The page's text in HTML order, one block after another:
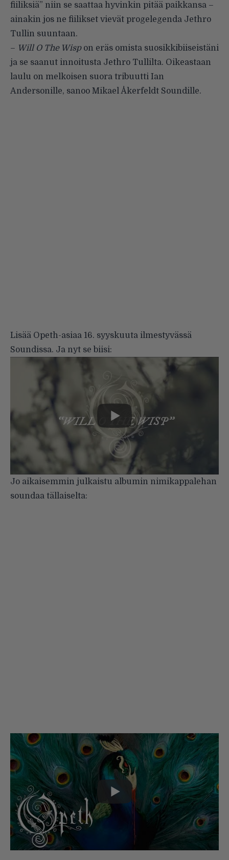
fiiliksiä” niin se saattaa hyvinkin pitää paikkansa –
ainakin jos ne fiilikset vievät progelegenda Jethro
Tullin suuntaan.
– Will O The Wispon eräs omista suosikkibiiseistäni
ja se saanut innoitusta Jethro Tullilta. Oikeastaan
laulu on melkoisen suora tribuutti Ian
Andersonille, sanoo Mikael Åkerfeldt Soundille.
Lisää Opeth-asiaa 16. syyskuuta ilmestyvässä
Soundissa. Ja nyt se biisi:
Jo aikaisemmin julkaistu albumin nimikappalehan
soundaa tällaiselta: